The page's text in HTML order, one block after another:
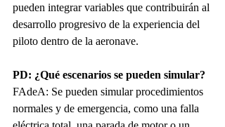
pueden integrar variables que contribuirán al
desarrollo progresivo de la experiencia del
piloto dentro de la aeronave.
PD: ¿Qué escenarios se pueden simular?
FAdeA: Se pueden simular procedimientos
normales y de emergencia, como una falla